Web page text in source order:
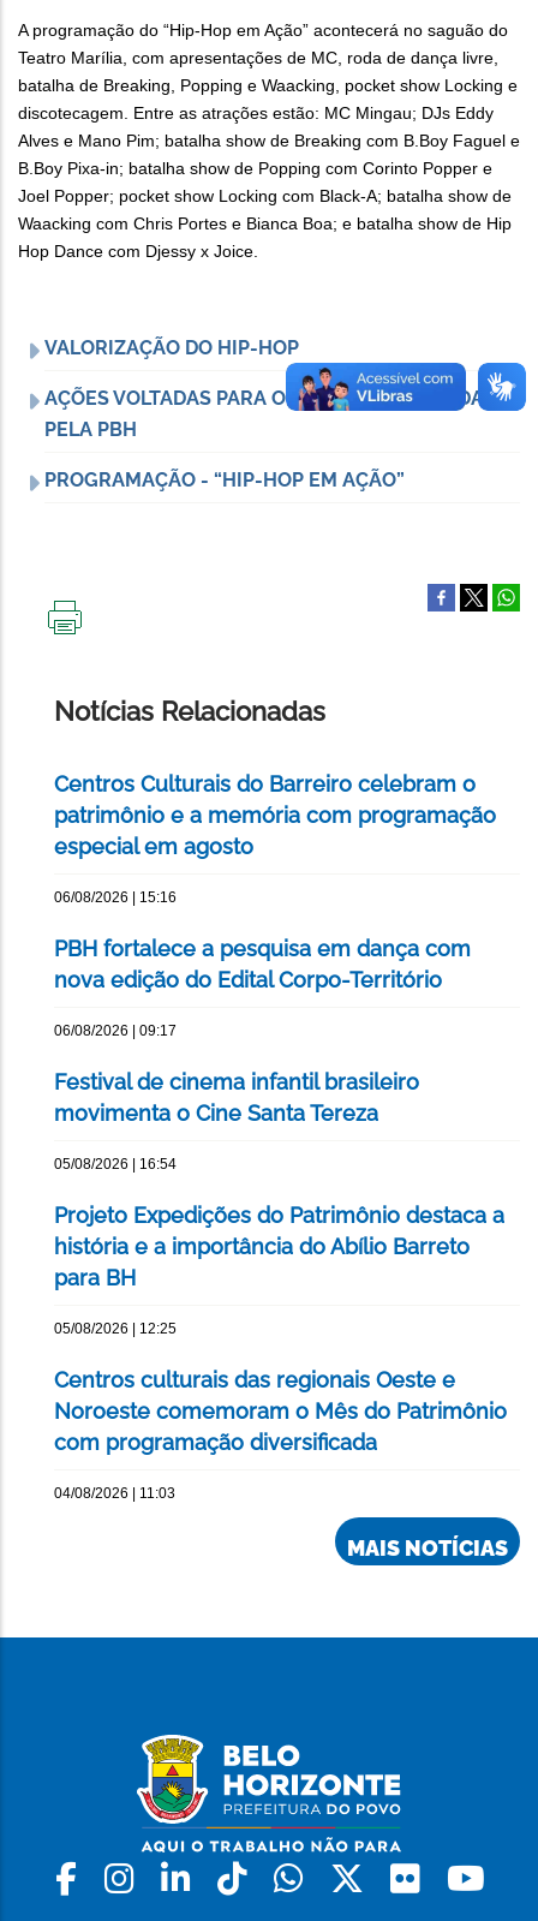
A programação do “Hip-Hop em Ação” acontecerá no saguão do
Teatro Marília, com apresentações de MC, roda de dança livre,
batalha de Breaking, Popping e Waacking, pocket show Locking e
discotecagem. Entre as atrações estão: MC Mingau; DJs Eddy
Alves e Mano Pim; batalha show de Breaking com B.Boy Faguel e
B.Boy Pixa-in; batalha show de Popping com Corinto Popper e
Joel Popper; pocket show Locking com Black-A; batalha show de
Waacking com Chris Portes e Bianca Boa; e batalha show de Hip
Hop Dance com Djessy x Joice.
VALORIZAÇÃO DO HIP-HOP
AÇÕES VOLTADAS PARA O HIP-HOP REALIZADAS
PELA PBH
PROGRAMAÇÃO - “HIP-HOP EM AÇÃO”
Notícias Relacionadas
Centros Culturais do Barreiro celebram o
patrimônio e a memória com programação
especial em agosto
06/08/2026 | 15:16
PBH fortalece a pesquisa em dança com
nova edição do Edital Corpo-Território
06/08/2026 | 09:17
Festival de cinema infantil brasileiro
movimenta o Cine Santa Tereza
05/08/2026 | 16:54
Projeto Expedições do Patrimônio destaca a
história e a importância do Abílio Barreto
para BH
05/08/2026 | 12:25
Centros culturais das regionais Oeste e
Noroeste comemoram o Mês do Patrimônio
com programação diversificada
04/08/2026 | 11:03
MAIS NOTÍCIAS
Facebook
Instagram
LinkedinTiktokWhatsapp
X Flickr